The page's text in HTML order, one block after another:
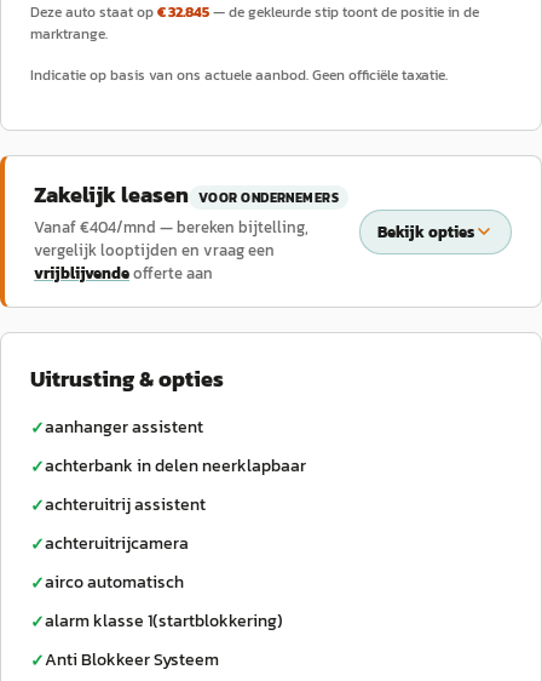
Deze auto staat op€ 32.845— de gekleurde stip toont de positie in de
marktrange.
Indicatie op basis van ons actuele aanbod. Geen officiële taxatie.
Zakelijk leasen VOOR ONDERNEMERS
Vanaf €404/mnd — bereken bijtelling,
vergelijk looptijden en vraag een
vrijblijvendeofferte aan
Bekijk opties
Uitrusting & opties
✓aanhanger assistent
✓achterbank in delen neerklapbaar
✓achteruitrij assistent
✓achteruitrijcamera
✓airco automatisch
✓alarm klasse 1(startblokkering)
✓Anti Blokkeer Systeem